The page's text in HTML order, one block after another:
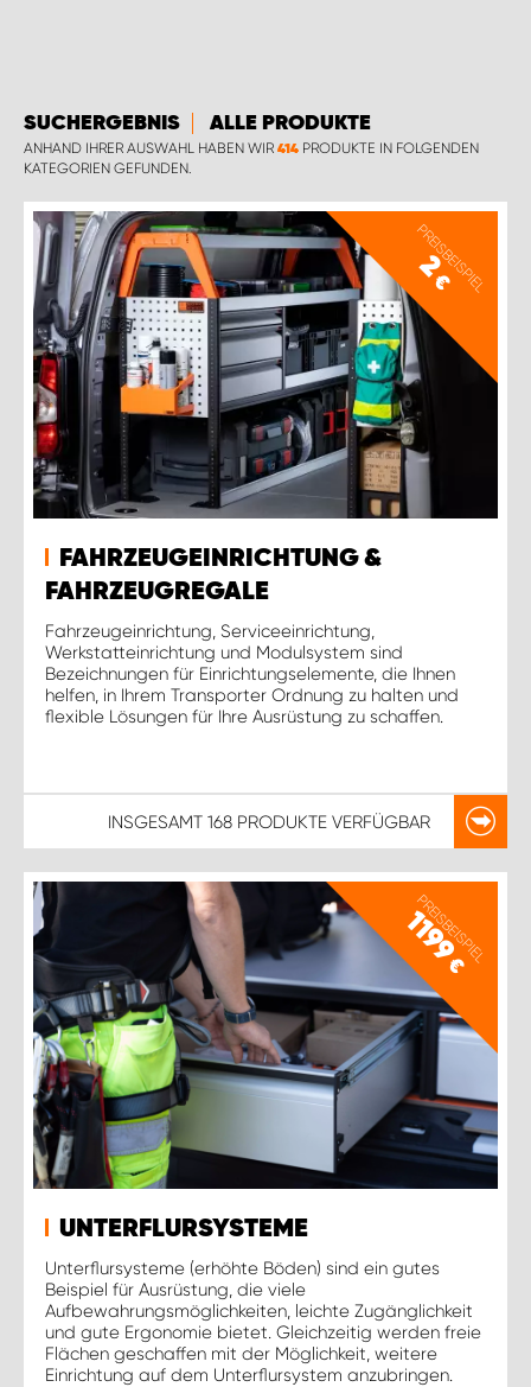
SUCHERGEBNIS ALLE PRODUKTE
ANHAND IHRER AUSWAHL HABEN WIR 414 PRODUKTE IN FOLGENDEN
KATEGORIEN GEFUNDEN.
PREISBEISPIEL
2
€
FAHRZEUGEINRICHTUNG &
FAHRZEUGREGALE
Fahrzeugeinrichtung, Serviceeinrichtung,
Werkstatteinrichtung und Modulsystem sind
Bezeichnungen für Einrichtungselemente, die Ihnen
helfen, in Ihrem Transporter Ordnung zu halten und
flexible Lösungen für Ihre Ausrüstung zu schaffen.
INSGESAMT 168 PRODUKTE VERFÜGBAR
PREISBEISPIEL
1199
€
UNTERFLURSYSTEME
Unterflursysteme (erhöhte Böden) sind ein gutes
Beispiel für Ausrüstung, die viele
Aufbewahrungsmöglichkeiten, leichte Zugänglichkeit
und gute Ergonomie bietet. Gleichzeitig werden freie
Flächen geschaffen mit der Möglichkeit, weitere
Einrichtung auf dem Unterflursystem anzubringen.
WORK SYSTEM LEIPZIG/HALLE
WORK SYSTEM LUDWIGSHAFEN
WORK SYSTEM MAGDEBURG
WORK SYSTEM MÜNCHEN
WORK SYSTEM OSNABRÜCK
WORK SYSTEM RHEINLAND
WORK SYSTEM STUTTGART